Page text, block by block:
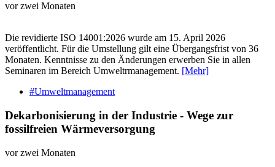
vor zwei Monaten
Die revidierte ISO 14001:2026 wurde am 15. April 2026
veröffentlicht. Für die Umstellung gilt eine Übergangsfrist von 36
Monaten. Kenntnisse zu den Änderungen erwerben Sie in allen
Seminaren im Bereich Umweltrmanagement. [Mehr]
#Umweltmanagement
Dekarbonisierung in der Industrie - Wege zur
fossilfreien Wärmeversorgung
vor zwei Monaten